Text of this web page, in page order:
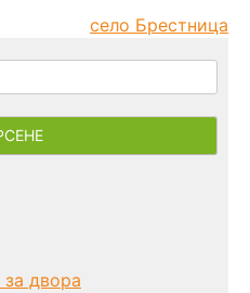
село Брестница
за двора